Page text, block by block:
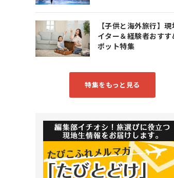
【子供と海外旅行】現
イター＆経験者おすす
ポット特集
特集をもっと見る